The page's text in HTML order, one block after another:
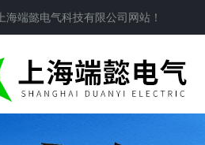
上海端懿电气科技有限公司 网站！